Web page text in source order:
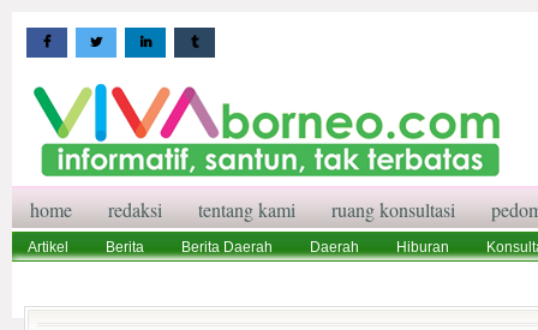
home redaksi tentang kami ruang konsultasi
Artikel Berita Berita Daerah Daerah Hiburan